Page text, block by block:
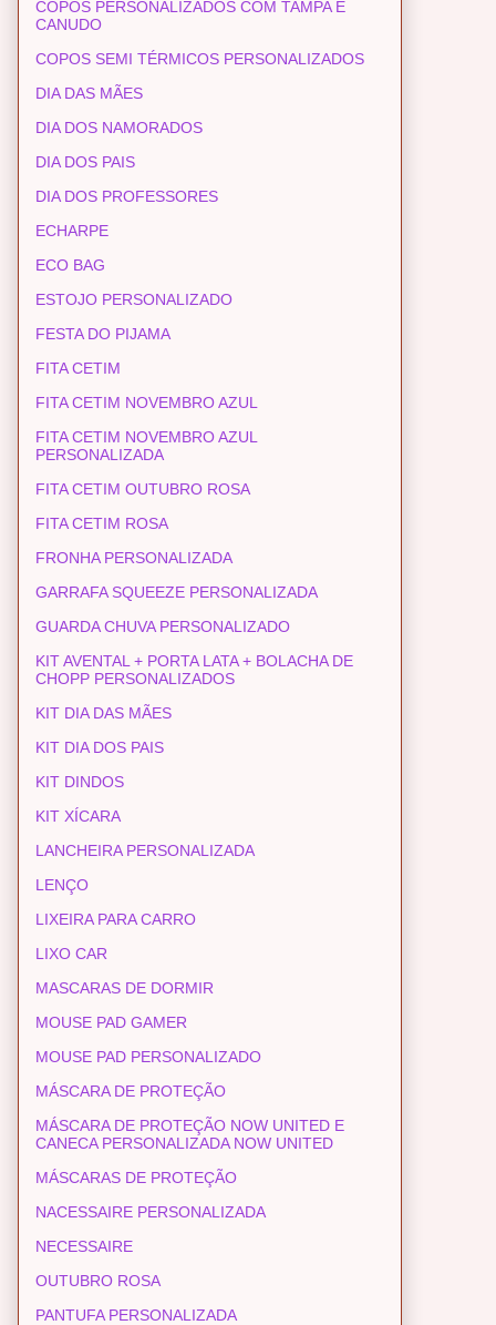
COPOS PERSONALIZADOS COM TAMPA E
CANUDO
COPOS SEMI TÉRMICOS PERSONALIZADOS
DIA DAS MÃES
DIA DOS NAMORADOS
DIA DOS PAIS
DIA DOS PROFESSORES
ECHARPE
ECO BAG
ESTOJO PERSONALIZADO
FESTA DO PIJAMA
FITA CETIM
FITA CETIM NOVEMBRO AZUL
FITA CETIM NOVEMBRO AZUL
PERSONALIZADA
FITA CETIM OUTUBRO ROSA
FITA CETIM ROSA
FRONHA PERSONALIZADA
GARRAFA SQUEEZE PERSONALIZADA
GUARDA CHUVA PERSONALIZADO
KIT AVENTAL + PORTA LATA + BOLACHA DE
CHOPP PERSONALIZADOS
KIT DIA DAS MÃES
KIT DIA DOS PAIS
KIT DINDOS
KIT XÍCARA
LANCHEIRA PERSONALIZADA
LENÇO
LIXEIRA PARA CARRO
LIXO CAR
MASCARAS DE DORMIR
MOUSE PAD GAMER
MOUSE PAD PERSONALIZADO
MÁSCARA DE PROTEÇÃO
MÁSCARA DE PROTEÇÃO NOW UNITED E
CANECA PERSONALIZADA NOW UNITED
MÁSCARAS DE PROTEÇÃO
NACESSAIRE PERSONALIZADA
NECESSAIRE
OUTUBRO ROSA
PANTUFA PERSONALIZADA